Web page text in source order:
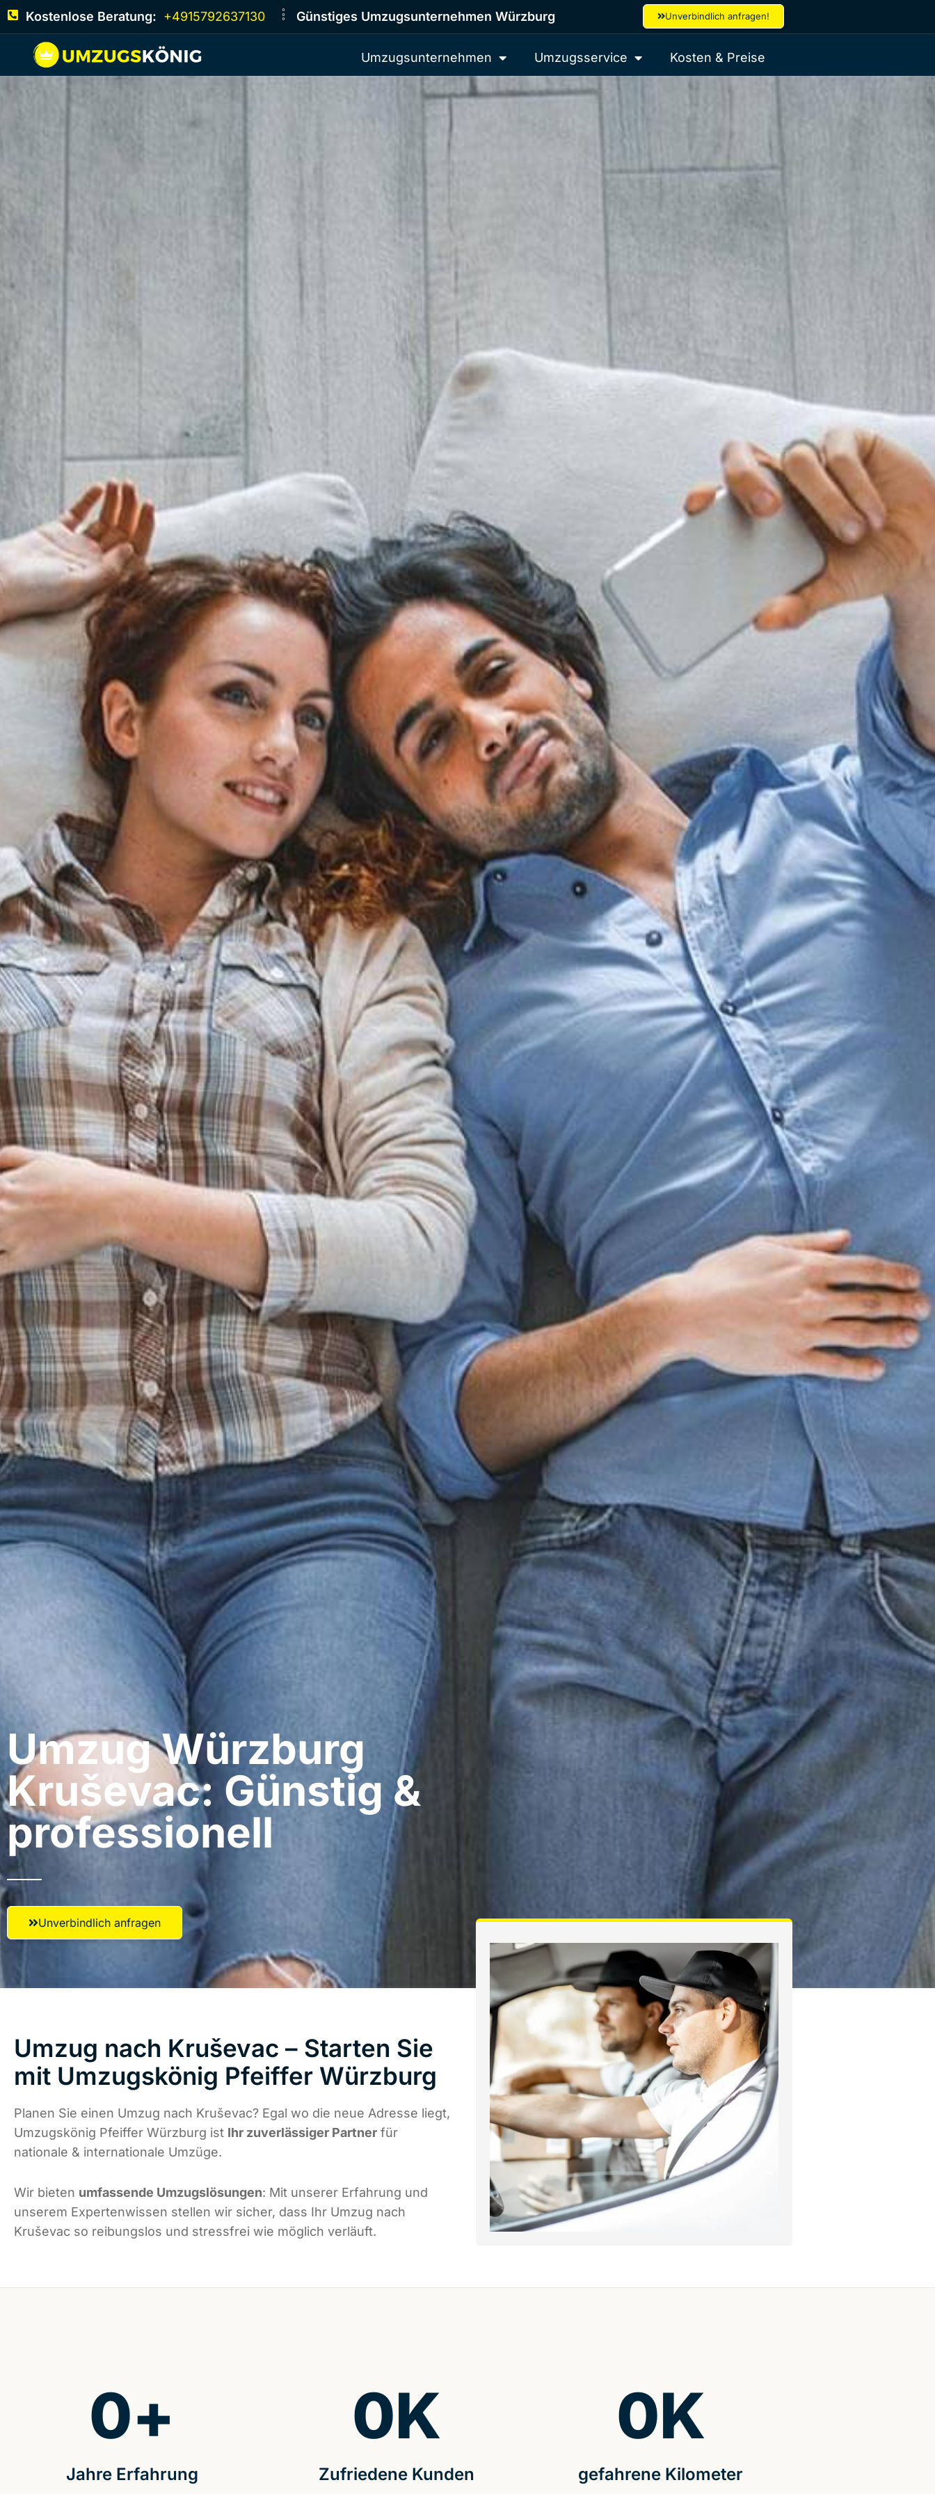
Kostenlose Beratung: +4915792637130 Günstiges Umzugsunternehmen Würzburg Unverbindlich anfragen!
Umzugsunternehmen Umzugsservice Kosten & Preise
Umzug Würzburg​
Kruševac: Günstig &
professionell​
Unverbindlich anfragen
Umzug nach Kruševac – Starten Sie
mit Umzugskönig Pfeiffer Würzburg
Planen Sie einen Umzug nach Kruševac? Egal wo die neue Adresse liegt,
Umzugskönig Pfeiffer Würzburg ist Ihr zuverlässiger Partner für
nationale & internationale Umzüge.
Wir bieten umfassende Umzugslösungen: Mit unserer Erfahrung und
unserem Expertenwissen stellen wir sicher, dass Ihr Umzug nach
Kruševac so reibungslos und stressfrei wie möglich verläuft.
Jahre Erfahrung
0+
Zufriedene Kunden
0K
gefahrene Kilometer
0K